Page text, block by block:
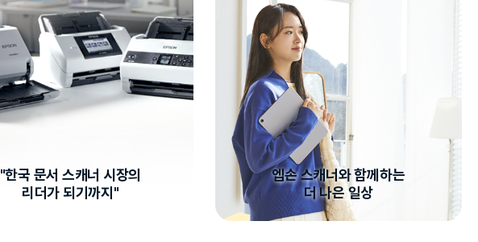
"한국 문서 스캐너 시장의
리더가 되기까지"
엡손 스캐너와 함께하는
더 나은 일상